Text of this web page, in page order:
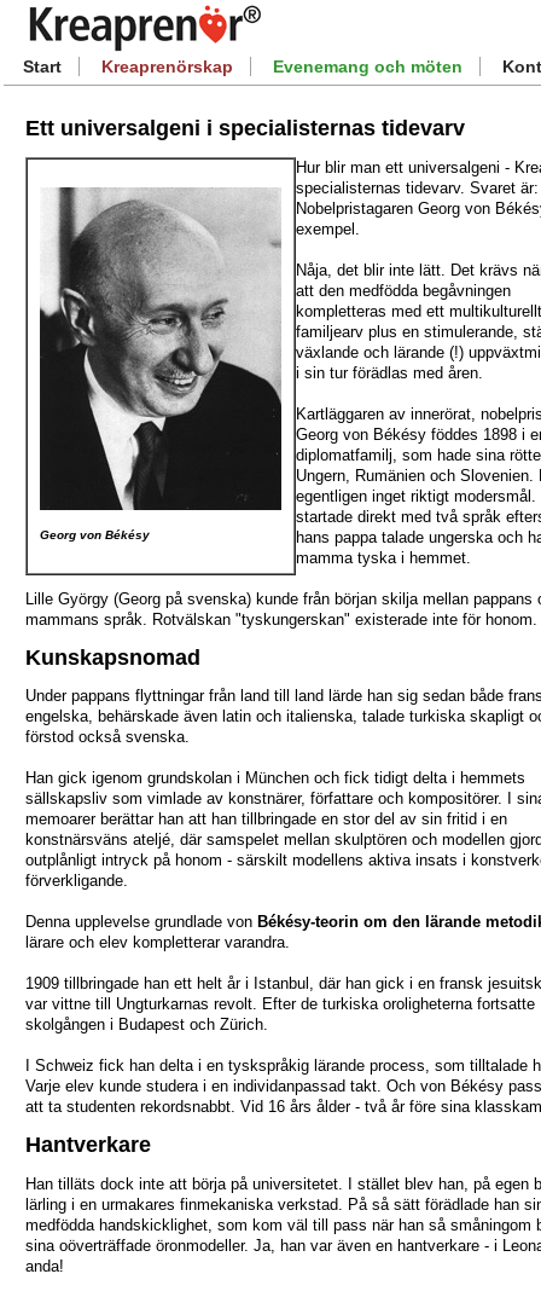
Start Kreaprenörskap Evenemang och möten
Ett universalgeni i specialisternas tidevarv
Georg von Békésy
Hur blir man ett universalgeni -
specialisternas tidevarv. Svaret
Nobelpristagaren Georg von
exempel.
Nåja, det blir inte lätt. Det krävs
att den medfödda begåvningen
kompletteras med ett multikulturellt
familjearv plus en stimulerande,
växlande och lärande (!)
i sin tur förädlas med åren.
Kartläggaren av innerörat,
Georg von Békésy föddes 1898 i
diplomatfamilj, som hade sina
Ungern, Rumänien och Slovenien.
egentligen inget riktigt modersmål.
startade direkt med två språk
hans pappa talade ungerska och
mamma tyska i hemmet.
Lille György (Georg på svenska) kunde från början skilja mellan pappans
mammans språk. Rotvälskan "tyskungerskan" existerade inte för honom.
Kunskapsnomad
Under pappans flyttningar från land till land lärde han sig sedan både
engelska, behärskade även latin och italienska, talade turkiska skapligt
förstod också svenska.
Han gick igenom grundskolan i München och fick tidigt delta i hemmets
sällskapsliv som vimlade av konstnärer, författare och kompositörer. I
memoarer berättar han att han tillbringade en stor del av sin fritid i en
konstnärsväns ateljé, där samspelet mellan skulptören och modellen
outplånligt intryck på honom - särskilt modellens aktiva insats i
förverkligande.
Denna upplevelse grundlade von Békésy-teorin om den lärande
lärare och elev kompletterar varandra.
1909 tillbringade han ett helt år i Istanbul, där han gick i en fransk
var vittne till Ungturkarnas revolt. Efter de turkiska oroligheterna fortsatte
skolgången i Budapest och Zürich.
I Schweiz fick han delta i en tyskspråkig lärande process, som tilltalade
Varje elev kunde studera i en individanpassad takt. Och von Békésy
att ta studenten rekordsnabbt. Vid 16 års ålder - två år före sina
Hantverkare
Han tilläts dock inte att börja på universitetet. I stället blev han, på egen
lärling i en urmakares finmekaniska verkstad. På så sätt förädlade han
medfödda handskicklighet, som kom väl till pass när han så småningom
sina oöverträffade öronmodeller. Ja, han var även en hantverkare - i
anda!